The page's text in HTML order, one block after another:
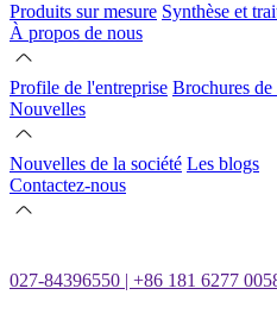
Produits sur mesure Synthèse et
À propos de nous
Profile de l'entreprise Brochures de
Nouvelles
Nouvelles de la société Les blogs
Contactez-nous
027-84396550 | +86 181 6277